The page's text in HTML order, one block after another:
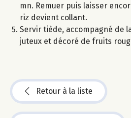
mn. Remuer puis laisser
riz devient collant.
Servir tiède, accompagné de
juteux et décoré de fruits
Retour à la liste